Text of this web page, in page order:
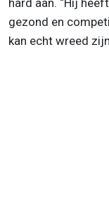
gezond en
kan echt wreed